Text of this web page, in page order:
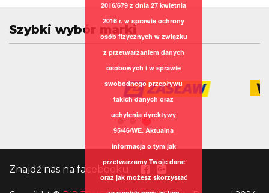
Szybki wybór marki
Znajdź nas na facebooku:
2016/679 z dnia 27 kwietnia
2016 r. w sprawie ochrony
osób fizycznych w związku
z przetwarzaniem danych
osobowych i w sprawie
swobodnego przepływu
takich danych oraz
uchylenia dyrektywy
95/46/WE. Aktualna
informacja o tym jak
przetwarzamy Twoje dane
oraz jak możesz skorzystać